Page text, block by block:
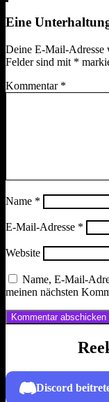
Eine
Deine E-Mail-
Felder sind mit *
Kommentar *
Name *
E-Mail-Adresse *
Website
Name, E-Mail-
meinen nächsten
Discord